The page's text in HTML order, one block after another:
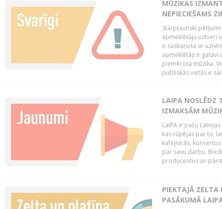
MŪZIKAS
NEPIECIEŠAMS
Starptautiski
apmeklētāju uztveri
ir saskaņota ar
apmeklētāji ir gatavi
piemērota mūzika.
publiskās vietās ir
LAIPA NOSLĒDZ
IZMAKSĀM
LaIPA ir pašu
kas rūpējas par to,
kafejnīcās,
par savu darbu.
producentus un
PIEKTAJĀ ZELTA
PASĀKUMĀ